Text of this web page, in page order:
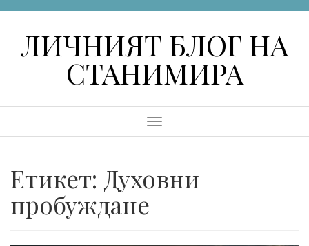
ЛИЧНИЯТ БЛОГ НА
СТАНИМИРА
Menu
Етикет: Духовни
пробуждане